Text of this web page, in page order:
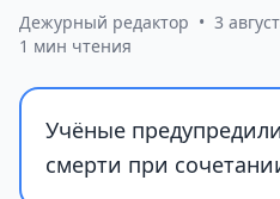
Дежурный редактор • 3
1 мин чтения
Учёные
смерти при